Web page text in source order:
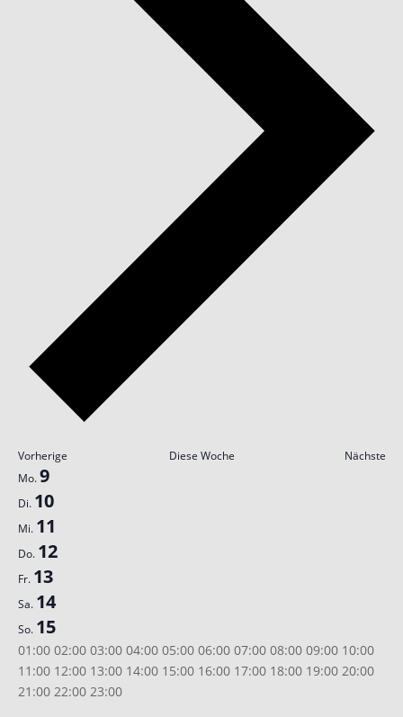
Vorherige Diese Woche Nächste
Woche
von
Veranstaltungen
Mo.9
Di. 10
Mi. 11
Do. 12
Fr. 13
Sa. 14
So. 15
00:00
01:00 02:00 03:00 04:00 05:00 06:00 07:00 08:00 09:00 10:00
11:00 12:00 13:00 14:00 15:00 16:00 17:00 18:00 19:00 20:00
21:00 22:00 23:0000:00